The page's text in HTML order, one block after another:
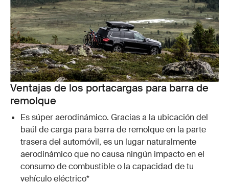
Ventajas de los portacargas para barra de
remolque
Es súper aerodinámico. Gracias a la ubicación del
baúl de carga para barra de remolque en la parte
trasera del automóvil, es un lugar naturalmente
aerodinámico que no causa ningún impacto en el
consumo de combustible o la capacidad de tu
vehículo eléctrico*